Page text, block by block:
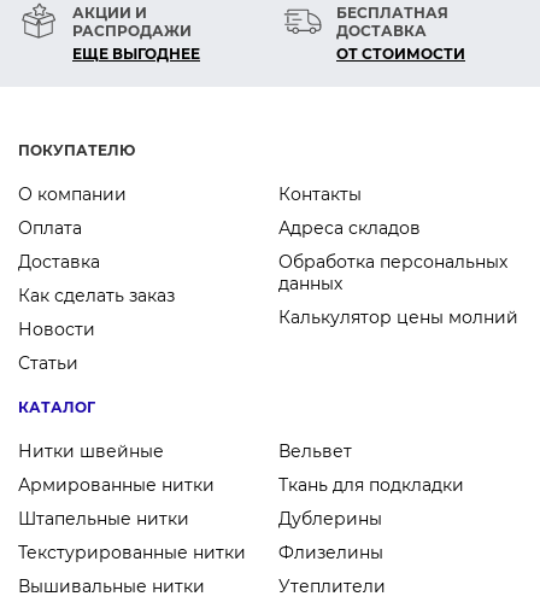
АКЦИИ И
РАСПРОДАЖИ
ЕЩЕ ВЫГОДНЕЕ
БЕСПЛАТНАЯ
ДОСТАВКА
ОТ СТОИМОСТИ
ПОКУПАТЕЛЮ
О компании
Оплата
Доставка
Как сделать заказ
Новости
Статьи
Контакты
Адреса складов
Обработка персональных
данных
Калькулятор цены молний
КАТАЛОГ
Нитки швейные
Армированные нитки
Штапельные нитки
Текстурированные нитки
Вышивальные нитки
Вельвет
Ткань для подкладки
Дублерины
Флизелины
Утеплители